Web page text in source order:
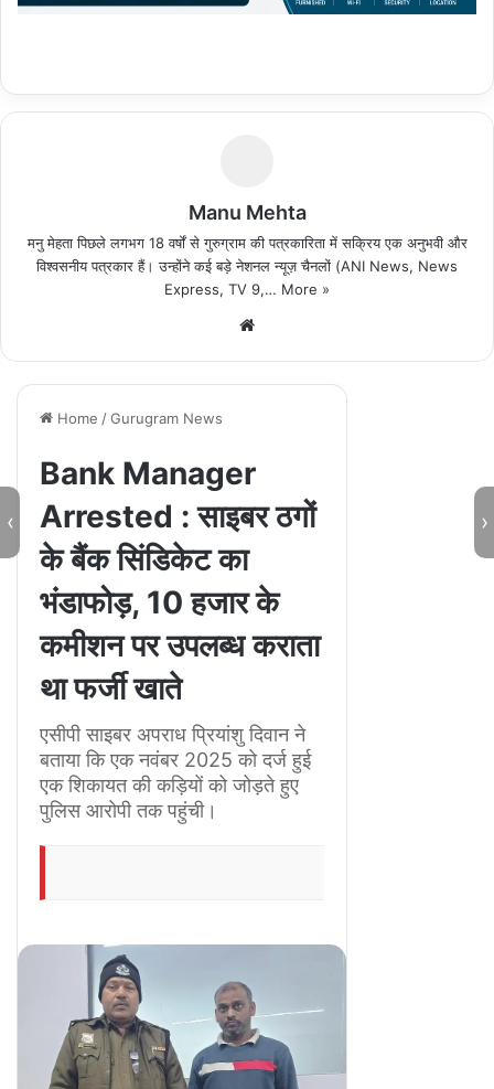
Manu Mehta
मनु मेहता पिछले लगभग 18 वर्षों से गुरुग्राम की पत्रकारिता में सक्रिय एक अनुभवी और
विश्वसनीय पत्रकार हैं। उन्होंने कई बड़े नेशनल न्यूज़ चैनलों (ANI News, News
Express, TV 9,… More »
‹ ›